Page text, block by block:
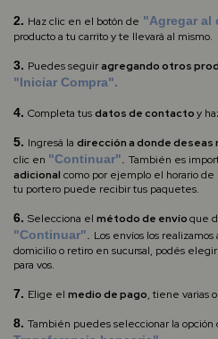
2. Haz clic en el botón de "Agregar al
producto a tu carrito y te llevará al mismo.
3. Puedes seguiragregando otros
"Iniciar Compra".
4. Completatusdatos de contactoy
5. Ingresá la dirección a donde
clic en "Continuar". También es
adicional como por ejemplo el horario
tu portero puede recibir tus paquetes.
6. Selecciona el método de envíoque
"Continuar"
Los envíos los
domicilio o retiro en sucursal, podés
para vos.
7. Elige el medio de pago, tiene varias
8. También puedes seleccionar la opción